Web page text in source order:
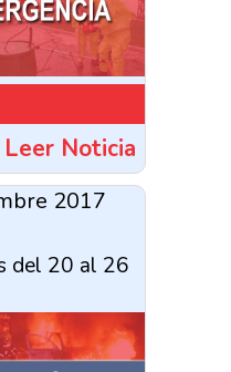
Leer Noticia
2017
del 20 al 26